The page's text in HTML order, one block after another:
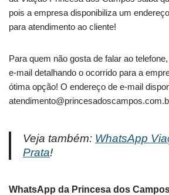
pois a empresa disponibiliza um
para atendimento ao cliente!
Para quem não gosta de falar ao
e-mail detalhando o ocorrido para a
ótima opção! O endereço de e-mail
Veja também: WhatsApp
Prata!
WhatsApp da Princesa dos